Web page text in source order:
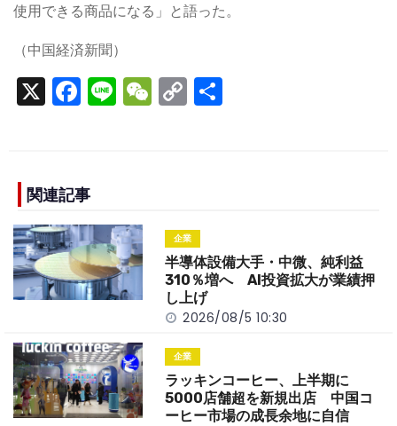
使用できる商品になる」と語った。
（中国経済新聞）
X F
e
b
o
o
k
Li W C
n
k
関連記事
企業
半導体設備大手・中微、純利益
310％増へ AI投資拡大が業績押
し上げ
2026/08/5 10:30
企業
ラッキンコーヒー、上半期に
5000店舗超を新規出店 中国コ
ーヒー市場の成長余地に自信